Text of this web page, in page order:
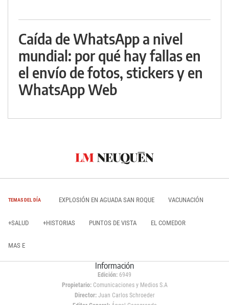
Caída de WhatsApp a nivel
mundial: por qué hay fallas en
el envío de fotos, stickers y en
WhatsApp Web
TEMAS DEL DÍA EXPLOSIÓN EN AGUADA SAN ROQUE VACUNACIÓN
+SALUD +HISTORIAS PUNTOS DE VISTA EL COMEDOR
MAS E
Información
Edición: 6949
Propietario:Comunicaciones y Medios S.A
Director: Juan Carlos Schroeder